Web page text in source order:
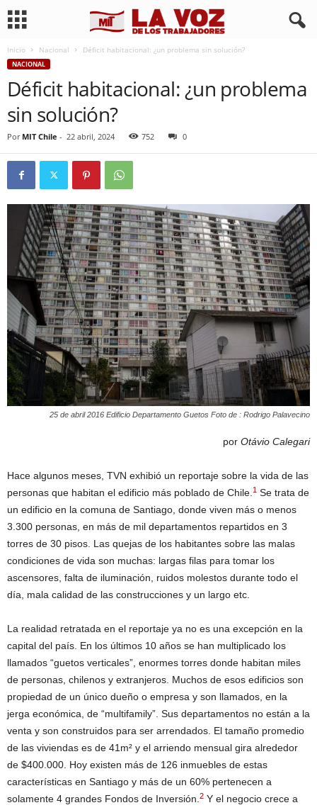
Inicio Nacional Déficit habitacional: ¿un problema sin solución?
NACIONAL
Déficit habitacional: ¿un problema
sin solución?
Por MIT Chile - 22 abril, 2024 752 0
25 de abril 2016 Edificio Departamento Guetos Foto de : Rodrigo Palavecino
por Otávio Calegari
Hace algunos meses, TVN exhibió un reportaje sobre la vida de las
personas que habitan el edificio más poblado de Chile.1 Se trata de
un edificio en la comuna de Santiago, donde viven más o menos
3.300 personas, en más de mil departamentos repartidos en 3
torres de 30 pisos. Las quejas de los habitantes sobre las malas
condiciones de vida son muchas: largas filas para tomar los
ascensores, falta de iluminación, ruidos molestos durante todo el
día, mala calidad de las construcciones y un largo etc.
La realidad retratada en el reportaje ya no es una excepción en la
capital del país. En los últimos 10 años se han multiplicado los
llamados “guetos verticales”, enormes torres donde habitan miles
de personas, chilenos y extranjeros. Muchos de esos edificios son
propiedad de un único dueño o empresa y son llamados, en la
jerga económica, de “multifamily”. Sus departamentos no están a la
venta y son construidos para ser arrendados. El tamaño promedio
de las viviendas es de 41m² y el arriendo mensual gira alrededor
de $400.000. Hoy existen más de 126 inmuebles de estas
características en Santiago y más de un 60% pertenecen a
solamente 4 grandes Fondos de Inversión.2 Y el negocio crece a